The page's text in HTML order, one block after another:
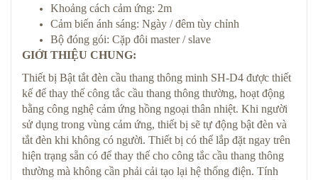
Khoảng cách cảm ứng: 2m
Cảm biến ánh sáng: Ngày / đêm tùy chỉnh
Bộ đóng gói: Cặp đôi master / slave
GIỚI THIỆU CHUNG:
Thiết bị Bật tắt đèn cầu thang thông minh SH-D4 được thiết
kế để thay thế công tắc cầu thang thông thường, hoạt động
bằng công nghệ cảm ứng hồng ngoại thân nhiệt. Khi người
sử dụng trong vùng cảm ứng, thiết bị sẽ tự động bật đèn và
tắt đèn khi không có người. Thiết bị có thể lắp đặt ngay trên
hiện trạng sẵn có để thay thế cho công tắc cầu thang thông
thường mà không cần phải cải tạo lại hệ thống điện. Tính